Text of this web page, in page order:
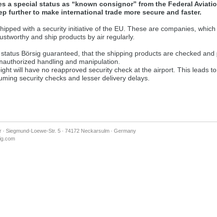
Sprache als die derzeit angezeigte bevorzugt. Diese Webseite
Version bleiben
another language than the selected one. This website is also
je právě používaný jazyk. Tato stránka je také k dispozici v němčině.
a special status as “known consignor” from the Federal
further to make international trade more secure and faster.
with a security initiative of the EU. These are companies,
and ship products by air regularly.
Börsig guaranteed, that the shipping products are checked
handling and manipulation.
will have no reapproved security check at the airport. This leads
security checks and lesser delivery delays.
Siegmund-Loewe-Str. 5 ∙ 74172 Neckarsulm ∙ Germany